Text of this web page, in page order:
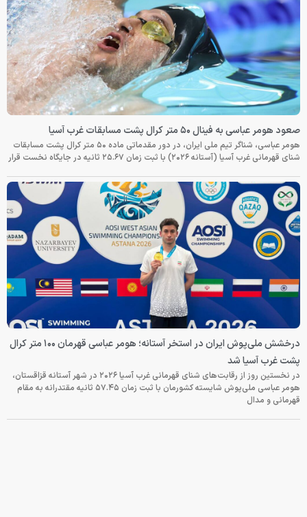
صعود هومر عباسی به فینال ۵۰ متر کرال پشت مسابقات غرب آسیا
هومر عباسی، شناگر تیم ملی ایران، در دور مقدماتی ماده ۵۰ متر کرال پشت مسابقات
شنای قهرمانی غرب آسیا (آستانه ۲۰۲۶) با ثبت زمان ۲۵.۶۷ ثانیه در جایگاه نخست قرار
درخشش ملی‌پوش ایران در استخر آستانه؛ هومر عباسی قهرمان ۱۰۰ متر کرال
پشت غرب آسیا شد
در نخستین روز از رقابت‌های شنای قهرمانی غرب آسیا ۲۰۲۶ در شهر آستانه قزاقستان،
هومر عباسی ملی‌پوش شایسته کشورمان با ثبت زمان ۵۷.۴۵ ثانیه مقتدرانه به مقام
قهرمانی و مدال